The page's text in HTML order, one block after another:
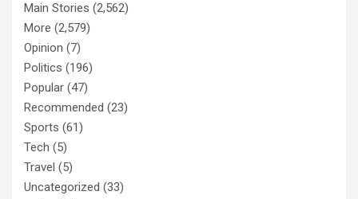
Main Stories (2,562)
More (2,579)
Opinion (7)
Politics (196)
Popular (47)
Recommended (23)
Sports (61)
Tech (5)
Travel (5)
Uncategorized (33)